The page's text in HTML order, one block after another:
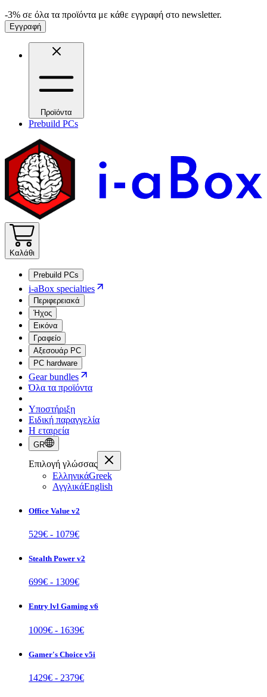
-3% σε όλα τα προϊόντα με κάθε εγγραφή στο newsletter.
Εγγραφή
Προϊόντα
Prebuild PCs
Καλάθι
Prebuild PCs
i-aBox specialties
Περιφερειακά
Ήχος
Εικόνα
Γραφείο
Αξεσουάρ PC
PC hardware
Gear bundles
Όλα τα προϊόντα
Υποστήριξη
Ειδική παραγγελία
Η εταιρεία
GR
Επιλογή γλώσσας
ΕλληνικάGreek
ΑγγλικάEnglish
Office Value v2
529€ - 1079€
Stealth Power v2
699€ - 1309€
Entry lvl Gaming v6
1009€ - 1639€
Gamer's Choice v5i
1429€ - 2379€